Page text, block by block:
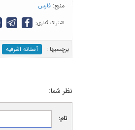
منبع: فارس
اشتراک گذاری:
برچسب‎ها : آستانه اشرفیه
نظر شما:
نام: